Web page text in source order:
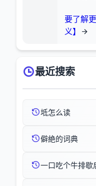
要了解
义】
最近搜索
坻怎么读
僻絶的词典
一口吃个牛排歇